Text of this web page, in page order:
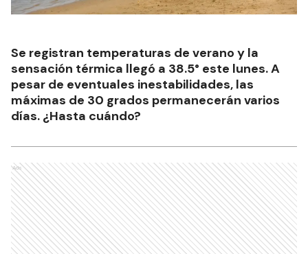
Se registran temperaturas de verano y la
sensación térmica llegó a 38.5° este lunes. A
pesar de eventuales inestabilidades, las
máximas de 30 grados permanecerán varios
días. ¿Hasta cuándo?
Ads